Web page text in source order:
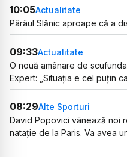
10:05Actualitate
Pârâul Slănic aproape că a
09:33Actualitate
O nouă amânare de
Expert: „Situația e cel puțin
08:29Alte Sporturi
David Popovici vânează noi
natație de la Paris. Va avea